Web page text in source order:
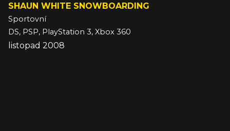
SHAUN WHITE SNOWBOARDING
Sportovní
DS, PSP, PlayStation 3, Xbox 360
listopad 2008